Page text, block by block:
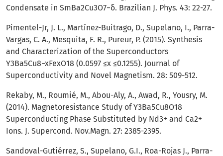
Condensate in SmBa2Cu3O7−δ. Brazilian J. Phys. 43: 22-27.
Pimentel-Jr, J. L., Martínez-Buitrago, D., Supelano, I., Parra-
Vargas, C. A., Mesquita, F. R., Pureur, P. (2015). Synthesis
and Characterization of the Superconductors
Y3Ba5Cu8−xFexO18 (0.0597 ≤x ≤0.1255). Journal of
Superconductivity and Novel Magnetism. 28: 509-512.
Rekaby, M., Roumié, M., Abou-Aly, A., Awad, R., Yousry, M.
(2014). Magnetoresistance Study of Y3Ba5Cu8O18
Superconducting Phase Substituted by Nd3+ and Ca2+
Ions. J. Supercond. Nov.Magn. 27: 2385-2395.
Sandoval-Gutiérrez, S., Supelano, G.I., Roa-Rojas J., Parra-